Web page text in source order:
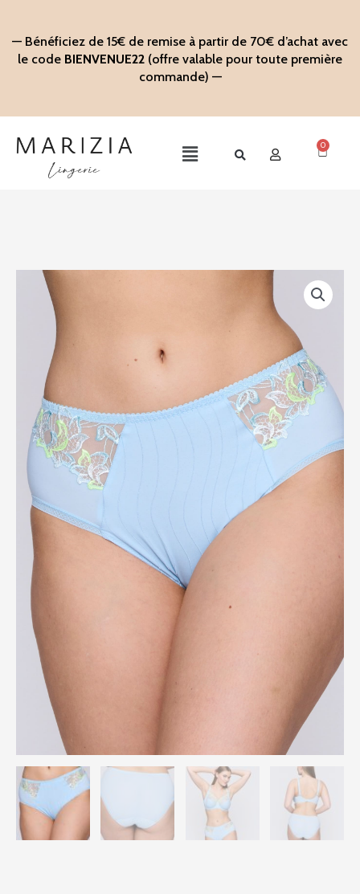
contenu
— Bénéficiez de 15€ de remise à partir de 70€ d’achat avec
le code BIENVENUE22 (offre valable pour toute première
commande) —
Main
0
Panier